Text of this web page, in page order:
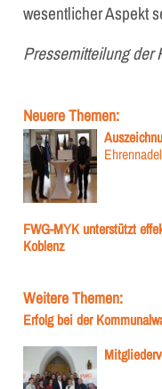
wesentlicher Aspekt
Pressemitteilung der
Neuere Themen:
FWG-MYK unterstützt
Koblenz
Weitere Themen:
Erfolg bei der